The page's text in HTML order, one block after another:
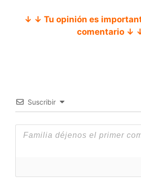
↓ ↓ Tu opinión es
comentario ↓
Suscribir